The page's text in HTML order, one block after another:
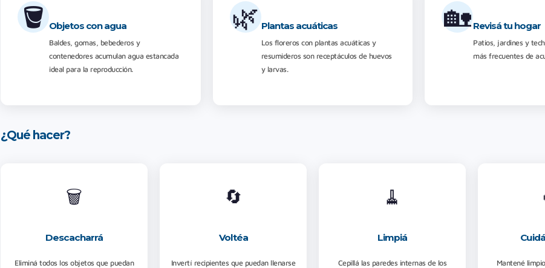
🪣 Objetos con agua
Baldes, gomas, bebederos y
contenedores acumulan agua estancada
ideal para la reproducción.
🌿 Plantas acuáticas
Los floreros con plantas acuáticas y
resumideros son receptáculos de huevos
y larvas.
🏡 Revisá tu hogar
Patios, jardines y
más frecuentes de
¿Qué hacer?
🗑️
Descacharrá
Eliminá todos los objetos que puedan
🔄
Voltéa
Invertí recipientes que puedan llenarse
🧹
Limpiá
Cepillá las paredes internas de los
Mantené